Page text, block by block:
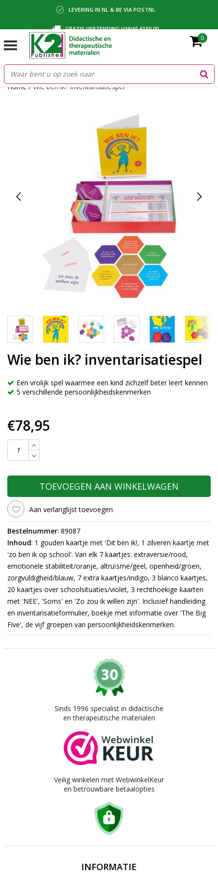
LEVERING IN NL & BE VIA POSTNL
GRATIS VERZENDING VANAF €150,00
BETALING VIA IDEAL, BANCONTACT OF FACTUUR
0
Home/Wie ben ik? inventarisatiespel
Wie ben ik? inventarisatiespel
Een vrolijk spel waarmee een kind zichzelf beter leert kennen
5 verschillende persoonlijkheidskenmerken
€78,95
TOEVOEGEN AAN WINKELWAGEN
Aan verlanglijst toevoegen
Bestelnummer: 89087
Inhoud: 1 gouden kaartje met 'Dit ben ik!, 1 zilveren kaartje met
'zo ben ik op school'. Van elk 7 kaartjes: extraversie/rood,
emotionele stabiliteit/oranje, altruïsme/geel, openheid/groen,
zorgvuldigheid/blauw, 7 extra kaartjes/indigo, 3 blanco kaartjes,
20 kaartjes over schoolsituaties/violet, 3 rechthoekige kaarten
met 'NEE', 'Soms' en 'Zo zou ik willen zijn'. Inclusief handleiding
en inventarisatieformulier, boekje met informatie over 'The Big
Five', de vijf groepen van persoonlijkheidskenmerken.
Sinds 1996 specialist in didactische
en therapeutische materialen
Veilig winkelen met WebwinkelKeur
en betrouwbare betaalopties
INFORMATIE